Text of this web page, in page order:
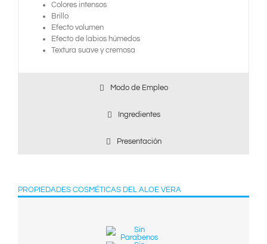
Colores intensos
Brillo
Efecto volumen
Efecto de labios húmedos
Textura suave y cremosa
Modo de Empleo
Ingredientes
Presentación
PROPIEDADES COSMÉTICAS DEL ALOE VERA